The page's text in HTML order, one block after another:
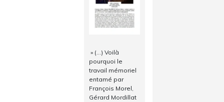
» (…) Voilà
pourquoi le
travail mémoriel
entamé par
François Morel,
Gérard Mordillat